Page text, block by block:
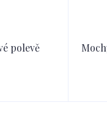
polevě